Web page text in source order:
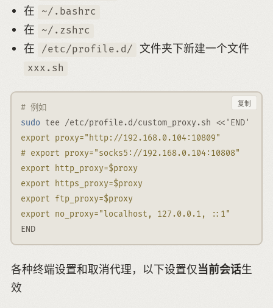
在
~/.bashrc
在 ~/.zshrc
在 /etc/profile.d/ 文件夹下新建一个文件
xxx.sh
# 例如
sudo tee /etc/profile.d/custom_proxy.sh <<'END'
export proxy="http://192.168.0.104:10809"
# export proxy="socks5://192.168.0.104:10808"
export http_proxy=$proxy
export https_proxy=$proxy
export ftp_proxy=$proxy
export no_proxy="localhost, 127.0.0.1, ::1"
END
复制
各种终端设置和取消代理，以下设置仅当前会话生
效